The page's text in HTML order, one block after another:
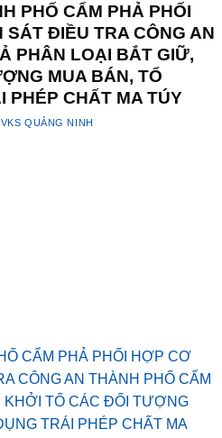
PHỐ CẨM PHẢ PHỐI
SÁT ĐIỀU TRA CÔNG AN
PHÂN LOẠI BẮT GIỮ,
MUA BÁN, TỔ
PHÉP CHẤT MA TÚY
VKS QUẢNG NINH
CẨM PHẢ PHỐI HỢP CƠ
CÔNG AN THÀNH PHỐ CẨM
KHỞI TỐ CÁC ĐỐI TƯỢNG
TRÁI PHÉP CHẤT MA